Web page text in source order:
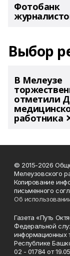
Фотобанк
Выбор
В Мелеузе
отметили
работника
© 2015-2026
Мелеузовского
Копирование
письменного
Об
Газета «Путь
Федеральной
информационных
Республике
02 - 01784 от